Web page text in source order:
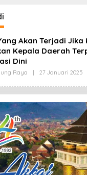
Akan Terjadi Jika
Kepala Daerah
Dini
Raya 27 Januari 2025
E
H
R
E
D
K
I